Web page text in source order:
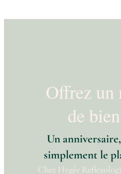
Offrez un
de
Un
simplement le
Chez Hygée